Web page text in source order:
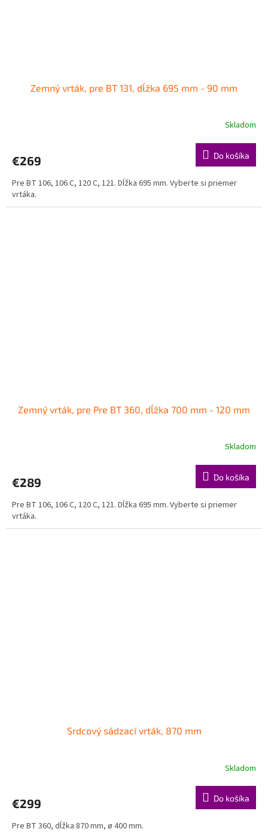
Zemný vrták, pre BT 131, dĺžka 695 mm - 90 mm
Skladom
€269 Do košíka
Pre BT 106, 106 C, 120 C, 121. Dĺžka 695 mm. Vyberte si priemer
vrtáka.
Zemný vrták, pre Pre BT 360, dĺžka 700 mm - 120 mm
Skladom
€289 Do košíka
Pre BT 106, 106 C, 120 C, 121. Dĺžka 695 mm. Vyberte si priemer
vrtáka.
Srdcový sádzací vrták, 870 mm
Skladom
€299 Do košíka
Pre BT 360, dĺžka 870 mm, ø 400 mm.